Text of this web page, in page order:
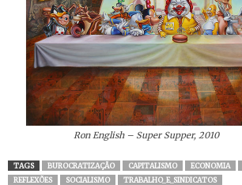
Ron English – Super Supper, 2010
TAGS BUROCRATIZAÇÃO CAPITALISMO ECONOMIA
REFLEXÕES
SOCIALISMO TRABALHO_E_SINDICATOS